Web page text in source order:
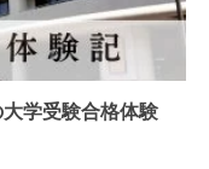
大学受験合格体験